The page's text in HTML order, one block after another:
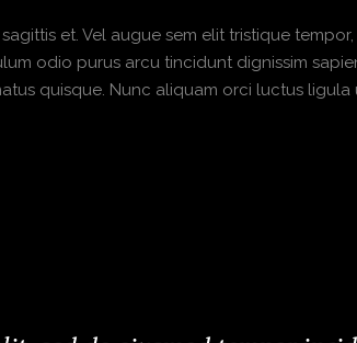
et. Vel augue sem elit tristique
odio purus arcu tincidunt dignissim
quisque. Nunc aliquam orci luctus